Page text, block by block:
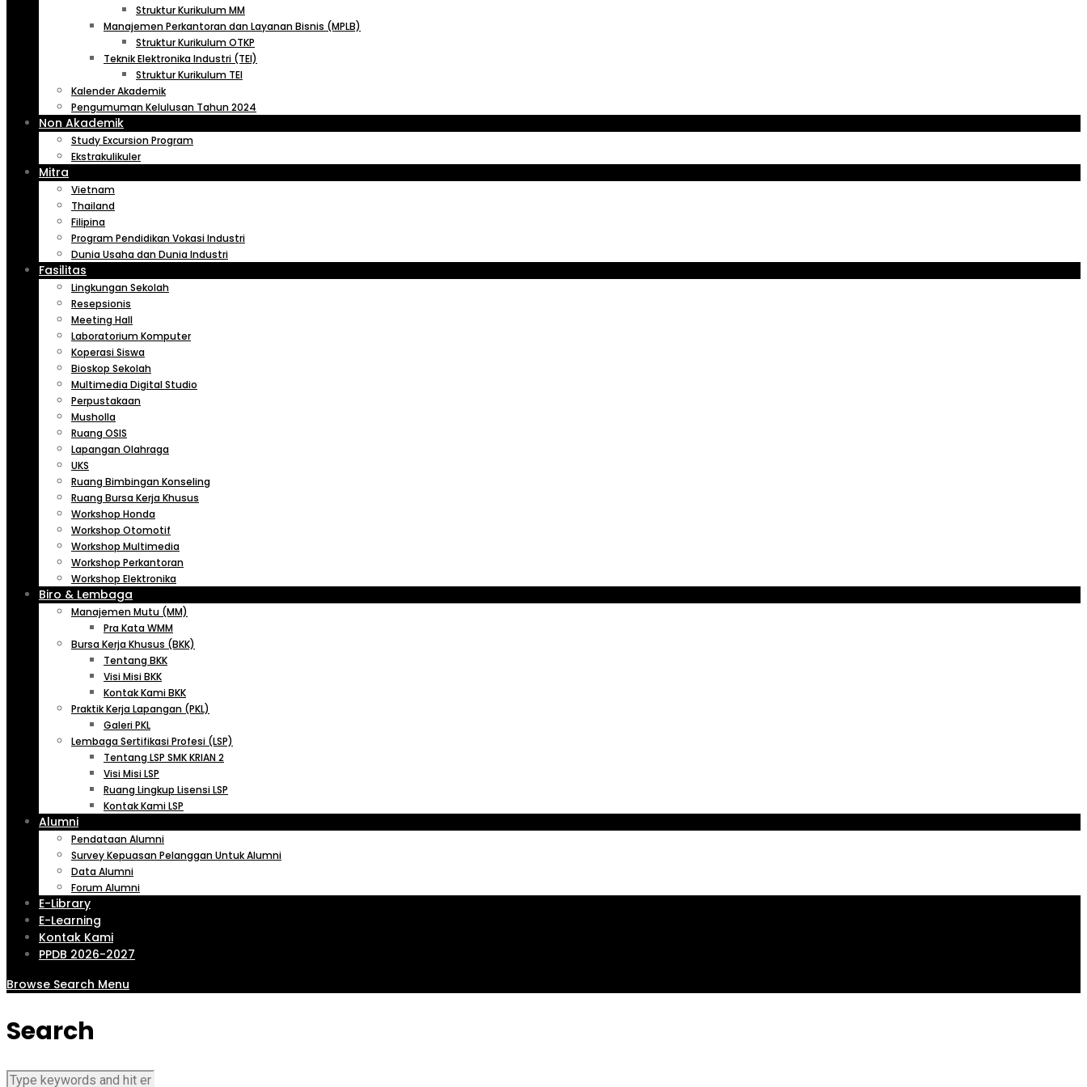
Struktur Kurikulum MM
Manajemen Perkantoran dan Layanan Bisnis (MPLB)
Struktur Kurikulum OTKP
Teknik Elektronika Industri (TEI)
Struktur Kurikulum TEI
Kalender Akademik
Pengumuman Kelulusan Tahun 2024
Non Akademik
Study Excursion Program
Ekstrakulikuler
Mitra
Vietnam
Thailand
Filipina
Program Pendidikan Vokasi Industri
Dunia Usaha dan Dunia Industri
Fasilitas
Lingkungan Sekolah
Resepsionis
Meeting Hall
Laboratorium Komputer
Koperasi Siswa
Bioskop Sekolah
Multimedia Digital Studio
Perpustakaan
Musholla
Ruang OSIS
Lapangan Olahraga
UKS
Ruang Bimbingan Konseling
Ruang Bursa Kerja Khusus
Workshop Honda
Workshop Otomotif
Workshop Multimedia
Workshop Perkantoran
Workshop Elektronika
Biro & Lembaga
Manajemen Mutu (MM)
Pra Kata WMM
Bursa Kerja Khusus (BKK)
Tentang BKK
Visi Misi BKK
Kontak Kami BKK
Praktik Kerja Lapangan (PKL)
Galeri PKL
Lembaga Sertifikasi Profesi (LSP)
Tentang LSP SMK KRIAN 2
Visi Misi LSP
Ruang Lingkup Lisensi LSP
Kontak Kami LSP
Alumni
Pendataan Alumni
Survey Kepuasan Pelanggan Untuk Alumni
Data Alumni
Forum Alumni
E-Library
E-Learning
Kontak Kami
PPDB 2026-2027
Browse Search Menu
Search